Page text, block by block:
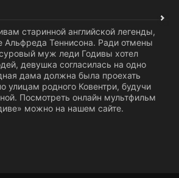
старинной английской легенды,
Альфреда Теннисона. Ради отмены
муж леди Годивы хотел
девушка согласилась на одно
дама должна была проехать
улицам родного Ковентри, будучи
Посмотреть онлайн мультфильм
можно на нашем сайте.